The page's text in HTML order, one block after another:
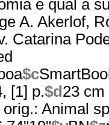
e qual a
A. Akerlof,
Catarina
$c
[1] p.$d 23 cm
Animal